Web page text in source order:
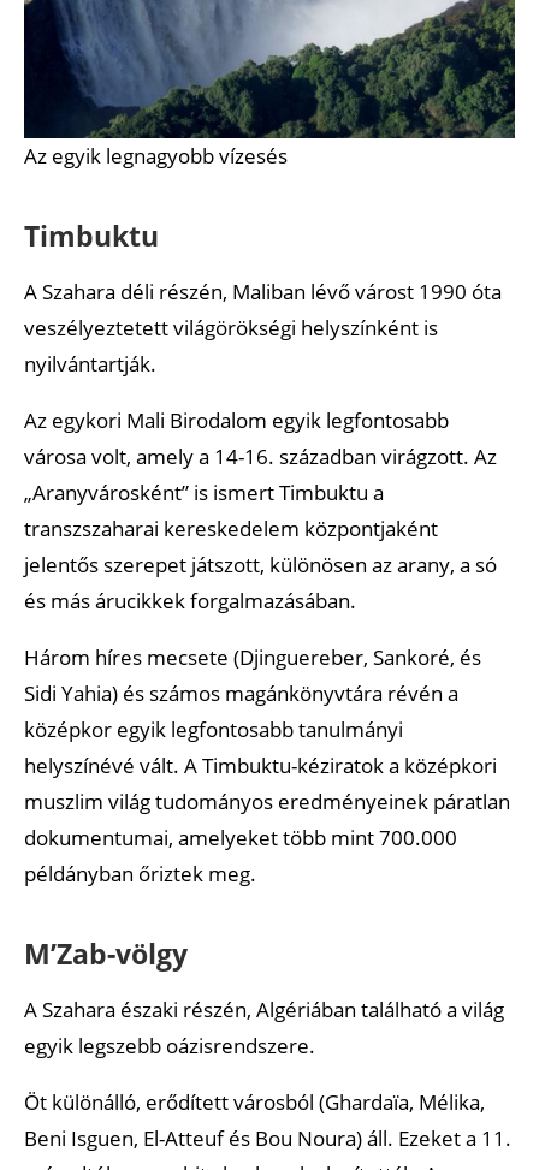
Az egyik legnagyobb vízesés
Timbuktu
A Szahara déli részén, Maliban lévő várost 1990 óta
veszélyeztetett világörökségi helyszínként is
nyilvántartják.
Az egykori Mali Birodalom egyik legfontosabb
városa volt, amely a 14-16. században virágzott. Az
„Aranyvárosként” is ismert Timbuktu a
transzszaharai kereskedelem központjaként
jelentős szerepet játszott, különösen az arany, a só
és más árucikkek forgalmazásában.
Három híres mecsete (Djinguereber, Sankoré, és
Sidi Yahia) és számos magánkönyvtára révén a
középkor egyik legfontosabb tanulmányi
helyszínévé vált. A Timbuktu-kéziratok a középkori
muszlim világ tudományos eredményeinek páratlan
dokumentumai, amelyeket több mint 700.000
példányban őriztek meg.
M’Zab-völgy
A Szahara északi részén, Algériában található a világ
egyik legszebb oázisrendszere.
Öt különálló, erődített városból (Ghardaïa, Mélika,
Beni Isguen, El-Atteuf és Bou Noura) áll. Ezeket a 11.